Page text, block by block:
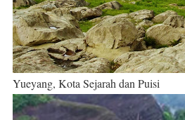
Yueyang, Kota Sejarah dan Puisi